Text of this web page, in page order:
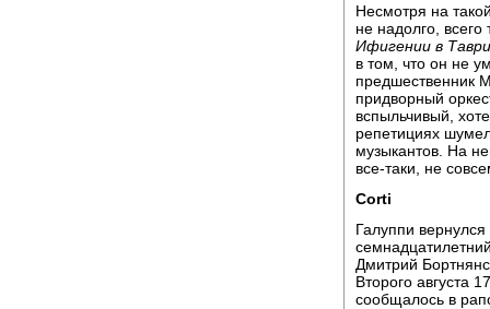
Несмотря на
не надолго, всего
Ифигении в
в том, что он не
предшественник
придворный
вспыльчивый,
репетициях
музыкантов. На
все-таки, не
Corti
Галуппи
Дмитрий
Второго августа
сообщалось в